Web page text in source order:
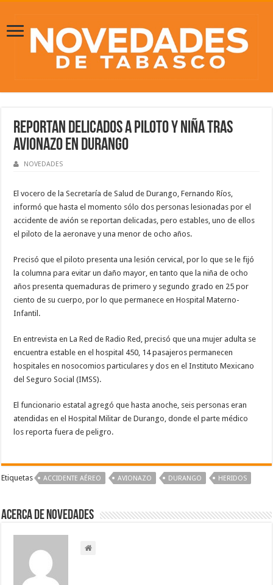
Reportan delicados a piloto y niña tras
avionazo en Durango
NOVEDADES
El vocero de la Secretaría de Salud de Durango, Fernando Ríos,
informó que hasta el momento sólo dos personas lesionadas por el
accidente de avión se reportan delicadas, pero estables, uno de ellos
el piloto de la aeronave y una menor de ocho años.
Precisó que el piloto presenta una lesión cervical, por lo que se le fijó
la columna para evitar un daño mayor, en tanto que la niña de ocho
años presenta quemaduras de primero y segundo grado en 25 por
ciento de su cuerpo, por lo que permanece en Hospital Materno-
Infantil.
En entrevista en La Red de Radio Red, precisó que una mujer adulta se
encuentra estable en el hospital 450, 14 pasajeros permanecen
hospitales en nosocomios particulares y dos en el Instituto Mexicano
del Seguro Social (IMSS).
El funcionario estatal agregó que hasta anoche, seis personas eran
atendidas en el Hospital Militar de Durango, donde el parte médico
los reporta fuera de peligro.
Etiquetas ACCIDENTE AÉREO AVIONAZO DURANGO HERIDOS
Acerca de NOVEDADES